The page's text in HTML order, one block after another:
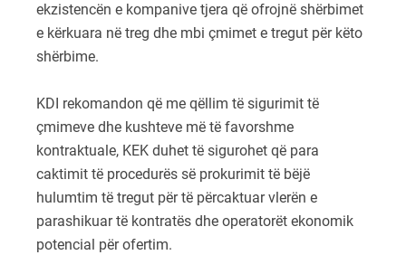
ekzistencën e kompanive tjera që ofrojnë shërbimet
e kërkuara në treg dhe mbi çmimet e tregut për këto
shërbime.
KDI rekomandon që me qëllim të sigurimit të
çmimeve dhe kushteve më të favorshme
kontraktuale, KEK duhet të sigurohet që para
caktimit të procedurës së prokurimit të bëjë
hulumtim të tregut për të përcaktuar vlerën e
parashikuar të kontratës dhe operatorët ekonomik
potencial për ofertim.